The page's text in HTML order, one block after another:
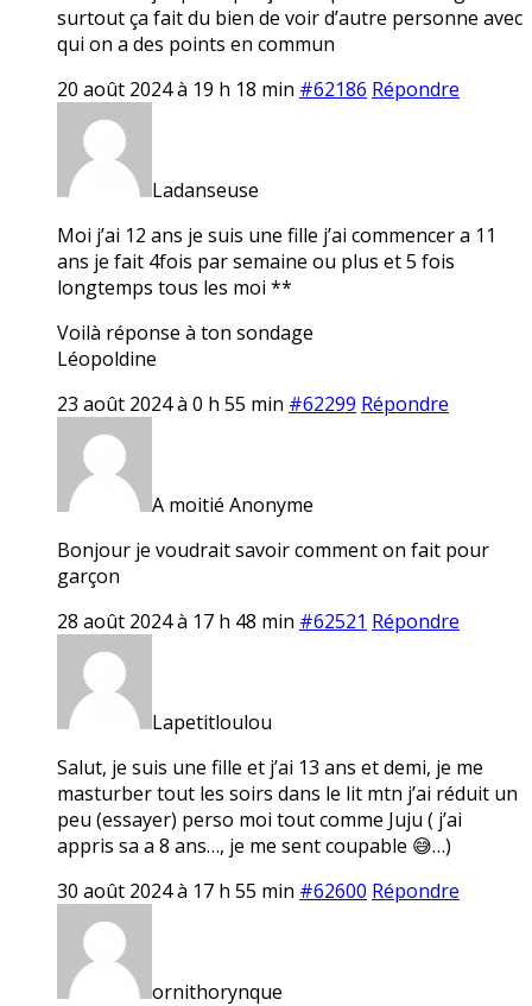
surtout ça fait du bien de voir d’autre personne avec
qui on a des points en commun
20 août 2024 à 19 h 18 min #62186 Répondre
Ladanseuse
Moi j’ai 12 ans je suis une fille j’ai commencer a 11
ans je fait 4fois par semaine ou plus et 5 fois
longtemps tous les moi **
Voilà réponse à ton sondage
Léopoldine
23 août 2024 à 0 h 55 min #62299 Répondre
A moitié Anonyme
Bonjour je voudrait savoir comment on fait pour
garçon
28 août 2024 à 17 h 48 min #62521 Répondre
Lapetitloulou
Salut, je suis une fille et j’ai 13 ans et demi, je me
masturber tout les soirs dans le lit mtn j’ai réduit un
peu (essayer) perso moi tout comme Juju ( j’ai
appris sa a 8 ans…, je me sent coupable 😅…)
30 août 2024 à 17 h 55 min #62600 Répondre
ornithorynque